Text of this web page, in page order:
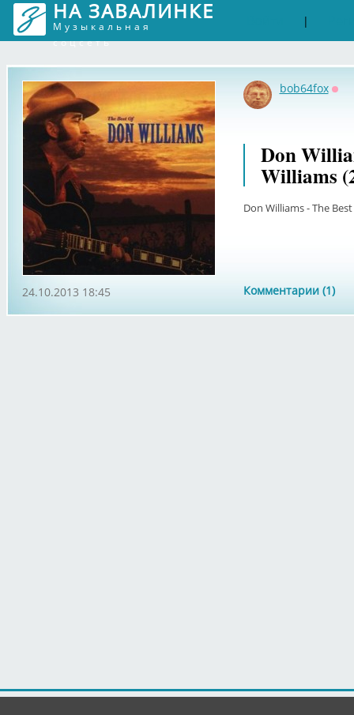
НА ЗАВАЛИНКЕ
Музыкальная
соцсеть
|
bob64fox
Don
Williams
Don Williams - The
Комментарии (1)
24.10.2013 18:45